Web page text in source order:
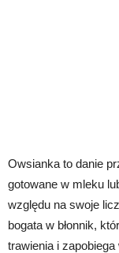
Owsianka to danie
gotowane w mleku
względu na swoje
bogata w błonnik,
trawienia i